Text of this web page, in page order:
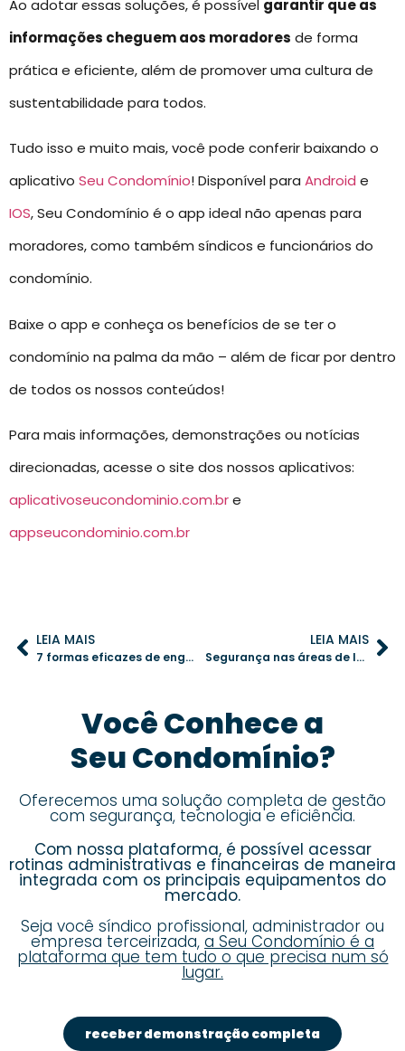
Ao adotar essas soluções, é possível garantir que as
informações cheguem aos moradores de forma
prática e eficiente, além de promover uma cultura de
sustentabilidade para todos.
Tudo isso e muito mais, você pode conferir baixando o
aplicativo Seu Condomínio! Disponível para Android e
IOS, Seu Condomínio é o app ideal não apenas para
moradores, como também síndicos e funcionários do
condomínio.
Baixe o app e conheça os benefícios de se ter o
condomínio na palma da mão – além de ficar por dentro
de todos os nossos conteúdos!
Para mais informações, demonstrações ou notícias
direcionadas, acesse o site dos nossos aplicativos:
aplicativoseucondominio.com.bre
appseucondominio.com.br
LEIA MAIS
7 formas eficazes de engajar moradores e melhorar a convivência no condomínio
LEIA MAIS
Segurança nas áreas de lazer: como o síndico pode proteger os moradores
Você Conhece a
Seu Condomínio?
Oferecemos uma solução completa de gestão
com segurança, tecnologia e eficiência.
Com nossa plataforma, é possível acessar
rotinas administrativas e financeiras de maneira
integrada com os principais equipamentos do
mercado.
Seja você síndico profissional, administrador ou
empresa terceirizada, a Seu Condomínio é a
plataforma que tem tudo o que precisa num só
lugar.
receber demonstração completa